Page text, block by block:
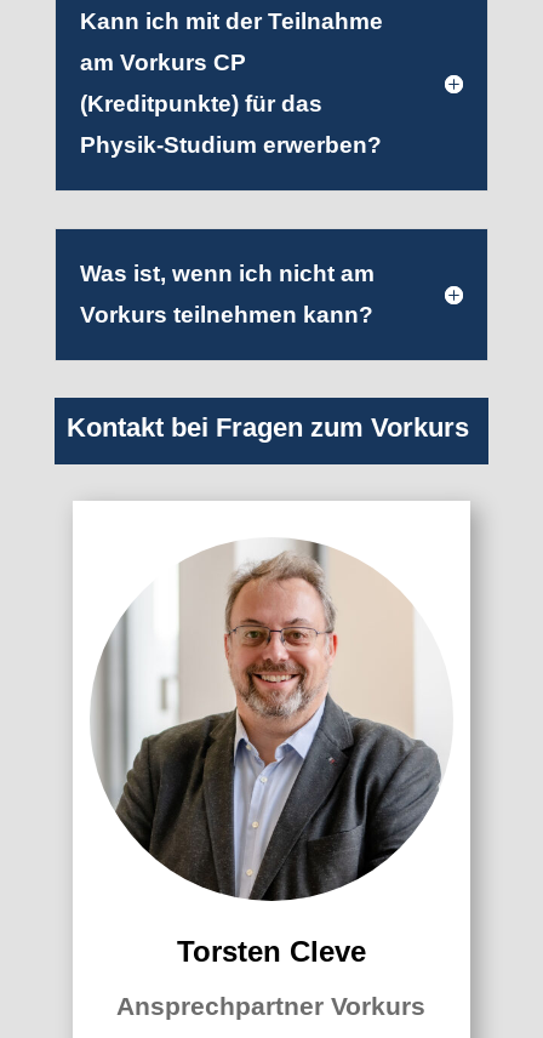
Kann ich mit der Teilnahme
am Vorkurs CP
(Kreditpunkte) für das
Physik-Studium erwerben?
Was ist, wenn ich nicht am
Vorkurs teilnehmen kann?
Kontakt bei Fragen zum Vorkurs
Torsten Cleve
Ansprechpartner Vorkurs